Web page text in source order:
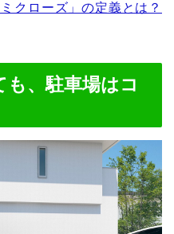
クローズ」の定義とは？
も、駐車場はコ